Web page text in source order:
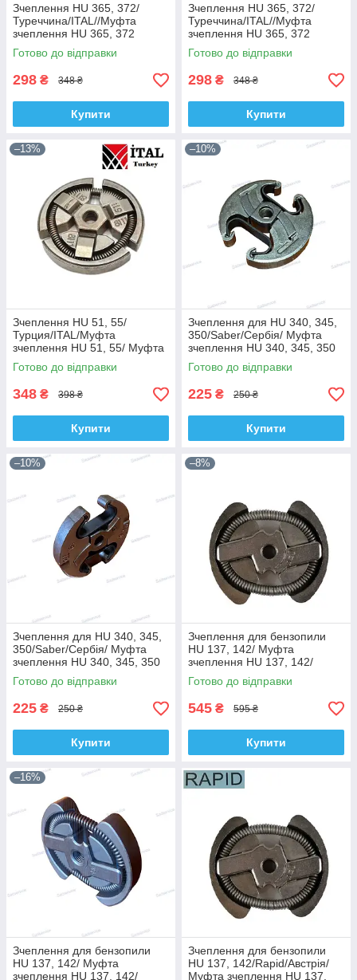
Зчеплення HU 365, 372/
Туреччина/ITAL//Муфта
зчеплення HU 365, 372
Готово до відправки
298 ₴ 348 ₴
Купити
Зчеплення HU 365, 372/
Туреччина/ITAL//Муфта
зчеплення HU 365, 372
Готово до відправки
298 ₴ 348 ₴
Купити
–13%
Зчеплення HU 51, 55/
Турция/ITAL/Муфта
зчеплення HU 51, 55/ Муфта
зчеплення HU 51, 55
Готово до відправки
348 ₴ 398 ₴
Купити
–10%
Зчеплення для HU 340, 345,
350/Saber/Сербія/ Муфта
зчеплення HU 340, 345, 350
Готово до відправки
225 ₴ 250 ₴
Купити
–10%
Зчеплення для HU 340, 345,
350/Saber/Сербія/ Муфта
зчеплення HU 340, 345, 350
Готово до відправки
225 ₴ 250 ₴
Купити
–8%
Зчеплення для бензопили
HU 137, 142/ Муфта
зчеплення HU 137, 142/
Оригінал/Швеція
Готово до відправки
545 ₴ 595 ₴
Купити
–16%
Зчеплення для бензопили
HU 137, 142/ Муфта
зчеплення HU 137, 142/
Зчеплення для бензопили
HU 137, 142/Rapid/Австрія/
Муфта зчеплення HU 137,